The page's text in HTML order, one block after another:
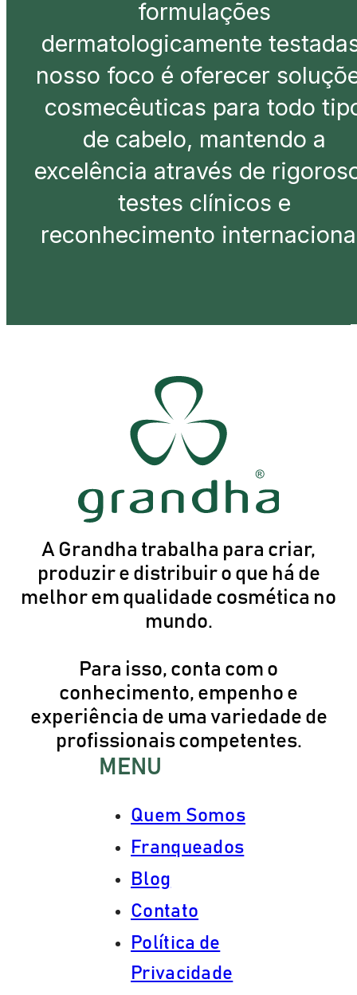
formulações
dermatologicamente
nosso foco é oferecer
cosmecêuticas para todo
de cabelo, mantendo a
excelência através de
testes clínicos e
reconhecimento
A Grandha trabalha para criar,
produzir e distribuir o que há de
melhor em qualidade cosmética no
mundo.
Para isso, conta com o
conhecimento, empenho e
experiência de uma variedade de
profissionais competentes.
MENU
Quem Somos
Franqueados
Blog
Contato
Política de
Privacidade